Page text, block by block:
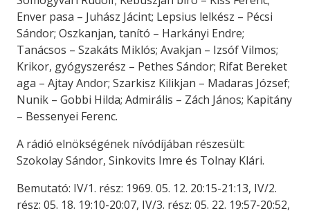
Enver pasa – Juhász Jácint; Lepsius lelkész – Pécsi
Sándor; Oszkanjan, tanító – Harkányi Endre;
Tanácsos – Szakáts Miklós; Avakjan – Izsóf Vilmos;
Krikor, gyógyszerész – Pethes Sándor; Rifat Bereket
aga – Ajtay Andor; Szarkisz Kilikjan – Madaras József;
Nunik – Gobbi Hilda; Admirális – Zách János; Kapitány
– Bessenyei Ferenc.
A rádió elnökségének nívódíjában részesült:
Szokolay Sándor, Sinkovits Imre és Tolnay Klári.
Bemutató: IV/1. rész: 1969. 05. 12. 20:15-21:13, IV/2.
rész: 05. 18. 19:10-20:07, IV/3. rész: 05. 22. 19:57-20:52,